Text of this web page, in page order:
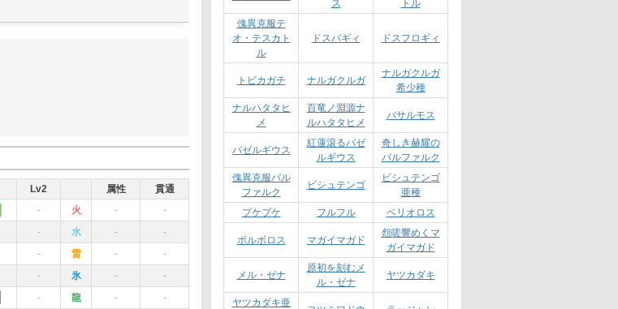
Lv2 属性
貫通
- 火 -
-
- 水 -
-
- 雷 -
-
- 氷 -
-
- 龍 -
-
ス
トル
傀異克服テ
オ・テスカト
ル
ドスバギィ ドスフロギィ
トビカガチ ナルガクルガ
ナルガクルガ
希少種
ナルハタタヒ
メ
百竜ノ淵源ナ
ルハタタヒメ
バサルモス
バゼルギウス
紅蓮滾るバゼ
ルギウス
奇しき赫耀の
バルファルク
傀異克服バル
ファルク
ビシュテンゴ
ビシュテンゴ
亜種
プケプケ
フルフル ベリオロス
ボルボロス マガイマガド
怨嗟響めくマ
ガイマガド
メル・ゼナ
原初を刻むメ
ル・ゼナ
ヤツカダキ
ヤツカダキ亜